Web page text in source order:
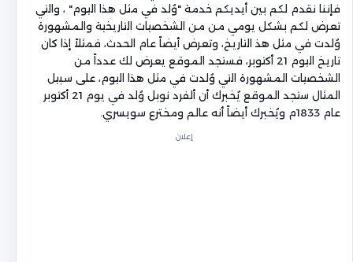
فإننا نقدم لكم بين أيديكم خدمة "وُلد في مثل هذا اليوم" ، والتي
تعرض لكم بشكل يومي من من الشخصيات التاريخية والمشهورة
وُلدت في مثل هذ التاريخ، وتعرض أيضاً عام الحدث، فمثلاً إذا كان
تاريخ اليوم 21 أكتوبر، فستجد الموقع يعرض لك عدداً من
الشخصيات المشهورة التي وُلدت في مثل هذا اليوم، على سبيل
المثال ستجد الموقع يُخبرك أن ألفرد نوبل وُلد في يوم 21 أكتوبر
عام 1833م ويُخبرك أيضاً أنه عالم ومخترع سويسري.
إعلان